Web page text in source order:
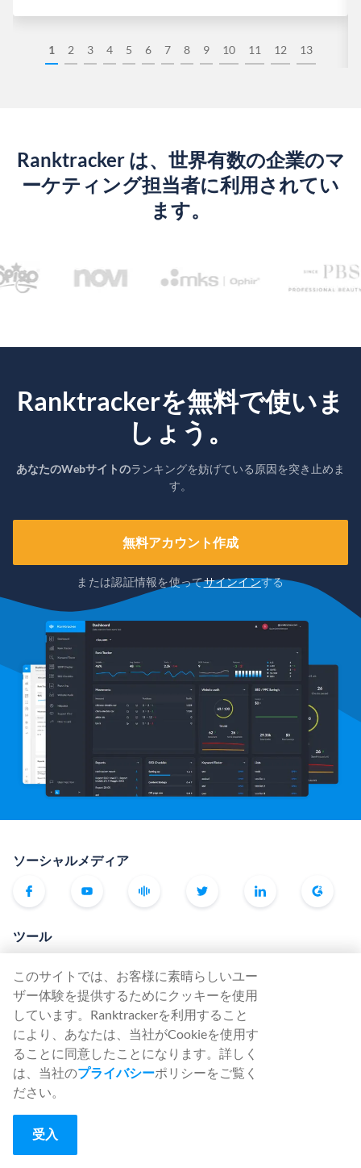
1 2 3 4 5 6 7 8 9 10 11 12 13
Ranktracker は、世界有数の企業のマ
ーケティング担当者に利用されてい
ます。
Ranktrackerを無料で使いま
しょう。
あなたのWebサイトのランキングを妨げている原因を突き止めま
す。
無料アカウント作成
または認証情報を使ってサインインする
ソーシャルメディア
ツール
Keyword Finder
SERP Checker
Web Audit
Backlink Checker
Backlink Monitor
SEOチェックリスト
AI Article Writer
このサイトでは、お客様に素晴らしいユー
ザー体験を提供するためにクッキーを使用
しています。Ranktrackerを利用すること
により、あなたは、当社がCookieを使用す
ることに同意したことになります。詳しく
は、当社のプライバシーポリシーをご覧く
ださい。
受入